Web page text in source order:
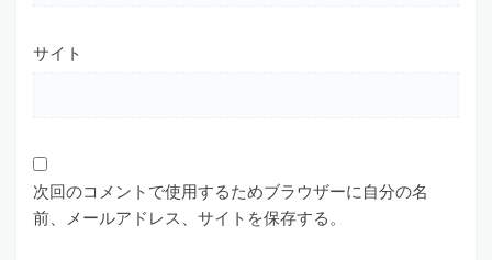
サイト
次回のコメントで使用するためブラウザーに自分の名
前、メールアドレス、サイトを保存する。